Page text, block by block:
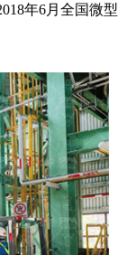
年6月全国微型